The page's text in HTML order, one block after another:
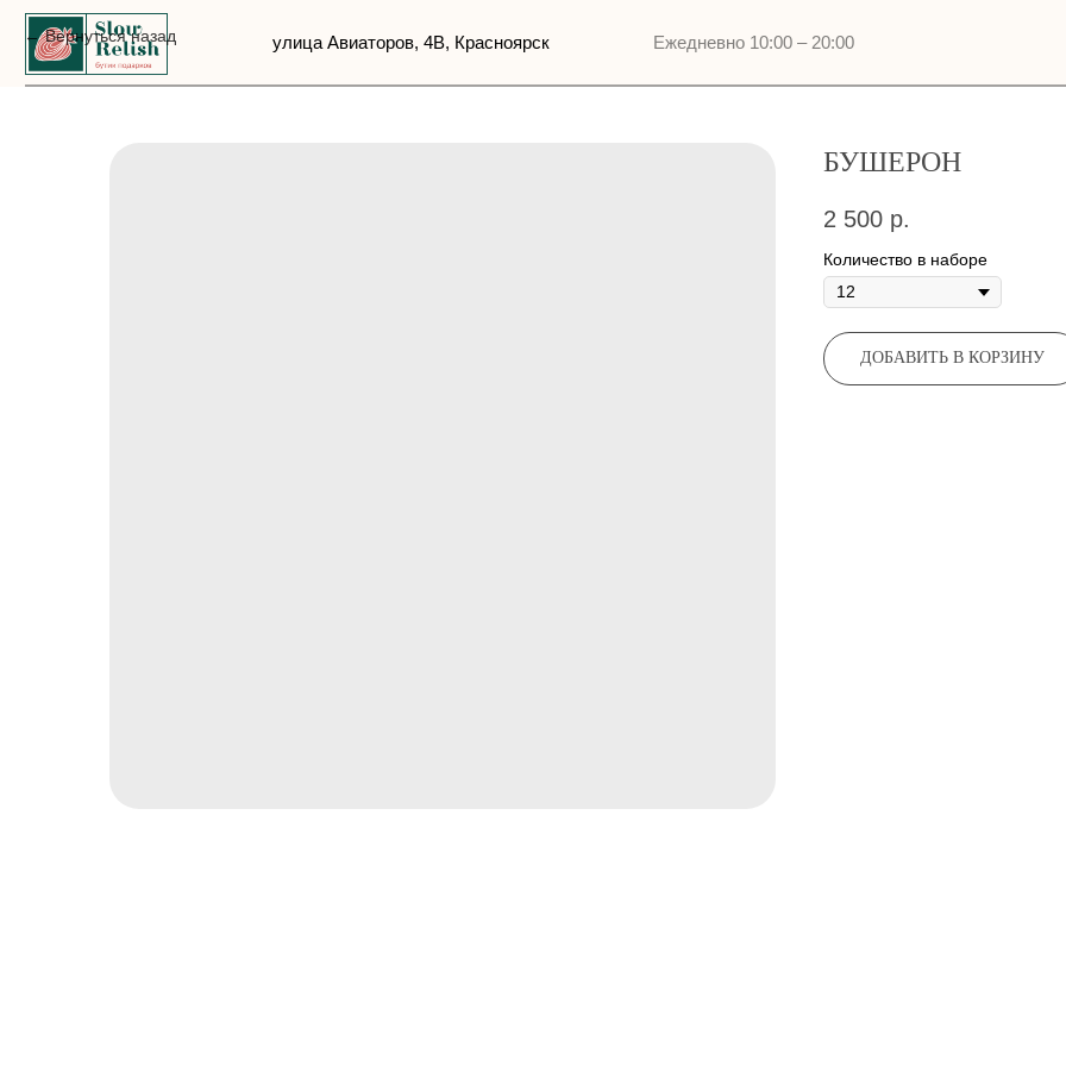
Вернуться назад
БУШЕРОН
2 500 р.
Количество в наборе
ДОБАВИТЬ В КОРЗИНУ
улица Авиаторов, 4В, Красноярск Ежедневно 10:00 – 20:00